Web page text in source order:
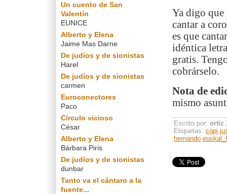
Ya digo que
cantar a
es que
idéntica
gratis.
cobrárselo.
Nota de
mismo
Escrito por: ortiz
Etiquetas: cgpj
hernando
Un cuento de San
Valentín
EUNICE
Alberto y Elena
Jaime Mas Darne
De judíos y de sionistas
Harel
De judíos y de sionistas
carmen
Euroconectores
Paco
Círculo vicioso
César
Alberto y Elena
Bárbara Piris
De judíos y de sionistas
dunbar
Tanto va el cántaro a la
fuente...